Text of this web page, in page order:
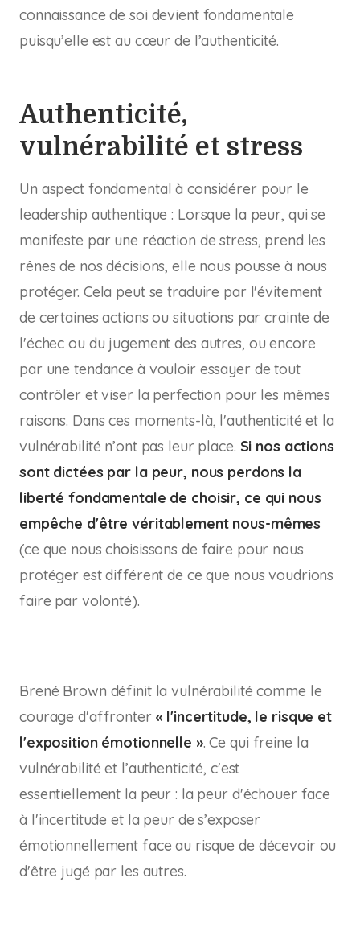
connaissance de soi devient fondamentale
puisqu’elle est au cœur de l’authenticité.
Authenticité,
vulnérabilité et stress
Un aspect fondamental à considérer pour le
leadership authentique : Lorsque la peur, qui se
manifeste par une réaction de stress, prend les
rênes de nos décisions, elle nous pousse à nous
protéger. Cela peut se traduire par l'évitement
de certaines actions ou situations par crainte de
l'échec ou du jugement des autres, ou encore
par une tendance à vouloir essayer de tout
contrôler et viser la perfection pour les mêmes
raisons. Dans ces moments-là, l'authenticité et la
vulnérabilité n’ont pas leur place. Si nos actions
sont dictées par la peur, nous perdons la
liberté fondamentale de choisir, ce qui nous
empêche d'être véritablement nous-mêmes
(ce que nous choisissons de faire pour nous
protéger est différent de ce que nous voudrions
faire par volonté).
Brené Brown définit la vulnérabilité comme le
courage d'affronter « l'incertitude, le risque et
l'exposition émotionnelle ». Ce qui freine la
vulnérabilité et l’authenticité, c'est
essentiellement la peur : la peur d'échouer face
à l'incertitude et la peur de s’exposer
émotionnellement face au risque de décevoir ou
d'être jugé par les autres.